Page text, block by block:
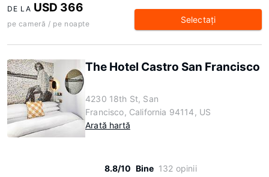
DE LA USD 366
pe cameră / pe noapte Selectaţi
The Hotel Castro San Francisco
4230 18th St, San
Francisco, California 94114, US
Arată hartă
8.8/10 Bine 132 opinii